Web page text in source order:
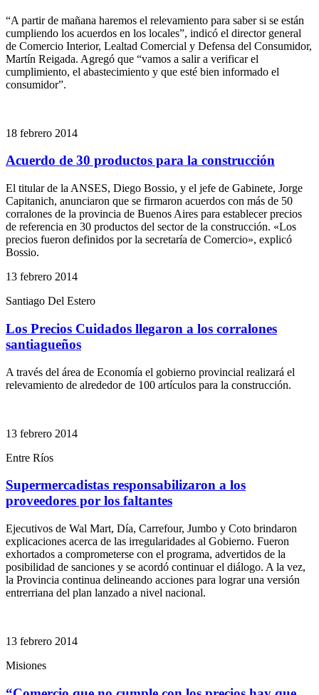
“A partir de mañana haremos el relevamiento para saber si se están
cumpliendo los acuerdos en los locales”, indicó el director general
de Comercio Interior, Lealtad Comercial y Defensa del Consumidor,
Martín Reigada. Agregó que “vamos a salir a verificar el
cumplimiento, el abastecimiento y que esté bien informado el
consumidor”.
18 febrero 2014
Acuerdo de 30 productos para la construcción
El titular de la ANSES, Diego Bossio, y el jefe de Gabinete, Jorge
Capitanich, anunciaron que se firmaron acuerdos con más de 50
corralones de la provincia de Buenos Aires para establecer precios
de referencia en 30 productos del sector de la construcción. «Los
precios fueron definidos por la secretaría de Comercio», explicó
Bossio.
13 febrero 2014
Santiago Del Estero
Los Precios Cuidados llegaron a los corralones
santiagueños
A través del área de Economía el gobierno provincial realizará el
relevamiento de alrededor de 100 artículos para la construcción.
13 febrero 2014
Entre Ríos
Supermercadistas responsabilizaron a los
proveedores por los faltantes
Ejecutivos de Wal Mart, Día, Carrefour, Jumbo y Coto brindaron
explicaciones acerca de las irregularidades al Gobierno. Fueron
exhortados a comprometerse con el programa, advertidos de la
posibilidad de sanciones y se acordó continuar el diálogo. A la vez,
la Provincia continua delineando acciones para lograr una versión
entrerriana del plan lanzado a nivel nacional.
13 febrero 2014
Misiones